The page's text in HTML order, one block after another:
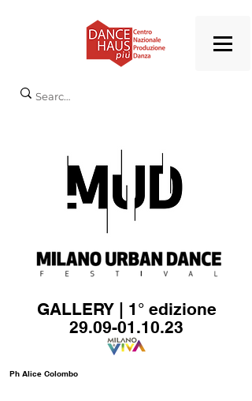
GALLERY | 1° edizione
29.09-01.10.23
Ph Alice Colombo